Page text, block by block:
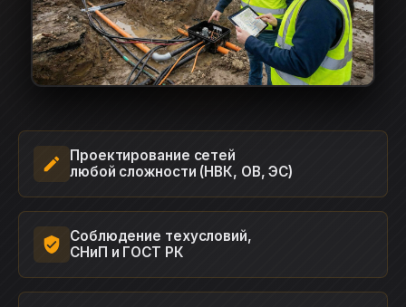
Проектирование сетей
любой сложности (НВК, ОВ, ЭС)
Соблюдение техусловий,
СНиП и ГОСТ РК